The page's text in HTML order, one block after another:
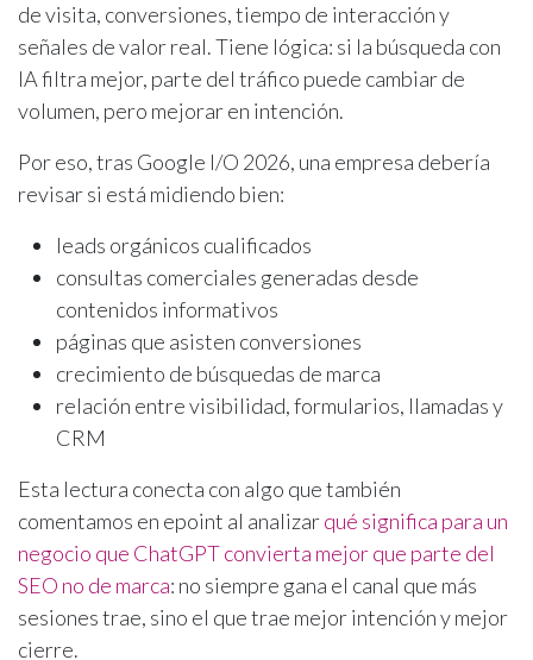
de visita, conversiones, tiempo de interacción y
señales de valor real. Tiene lógica: si la búsqueda con
IA filtra mejor, parte del tráfico puede cambiar de
volumen, pero mejorar en intención.
Por eso, tras Google I/O 2026, una empresa debería
revisar si está midiendo bien:
leads orgánicos cualificados
consultas comerciales generadas desde
contenidos informativos
páginas que asisten conversiones
crecimiento de búsquedas de marca
relación entre visibilidad, formularios, llamadas y
CRM
Esta lectura conecta con algo que también
comentamos en epoint al analizarqué significa para un
negocio que ChatGPT convierta mejor que parte del
SEO no de marca: no siempre gana el canal que más
sesiones trae, sino el que trae mejor intención y mejor
cierre.